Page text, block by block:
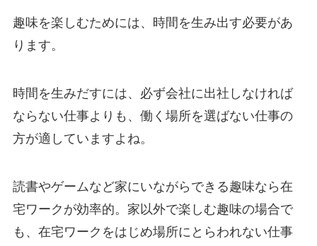
趣味を楽しむためには、時間を生み出す必要があ
ります。
時間を生みだすには、必ず会社に出社しなければ
ならない仕事よりも、働く場所を選ばない仕事の
方が適していますよね。
読書やゲームなど家にいながらできる趣味なら在
宅ワークが効率的。家以外で楽しむ趣味の場合で
も、在宅ワークをはじめ場所にとらわれない仕事